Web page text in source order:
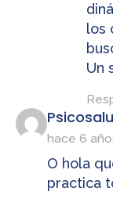
los
Un
hace 6
O hola
practica